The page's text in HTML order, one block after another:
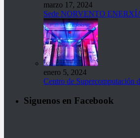
marzo 17, 2024
Sede NORVENTO
enero 5, 2024
Centro de Supercomputación
Siguenos en Facebook